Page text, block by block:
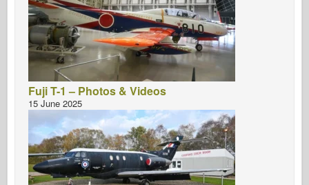
Fuji T-1 – Photos & Videos
15 June 2025